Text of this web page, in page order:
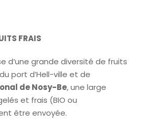
FRAIS
d’une grande diversité de fruits
port d’Hell-ville et de
de Nosy-Be, une large
et frais (BIO ou
être envoyée.